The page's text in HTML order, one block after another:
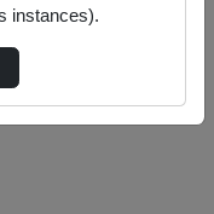
instances).